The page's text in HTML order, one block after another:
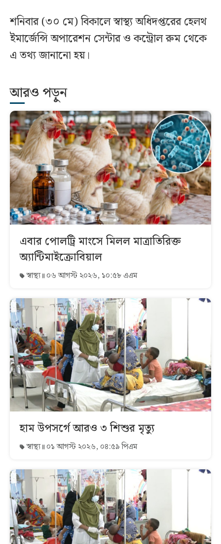
শনিবার (৩০ মে) বিকালে স্বাস্থ্য অধিদপ্তরের হেলথ
ইমার্জেন্সি অপারেশন সেন্টার ও কন্ট্রোল রুম থেকে
এ তথ্য জানানো হয়।
আরও পড়ুন
এবার পোলট্রি মাংসে মিলল মাত্রাতিরিক্ত
অ্যান্টিমাইক্রোবিয়াল
স্বাস্থ্য ০৬ আগস্ট ২০২৬, ১০:৫৮ এএম
হাম উপসর্গে আরও ৩ শিশুর মৃত্যু
স্বাস্থ্য ০১ আগস্ট ২০২৬, ০৪:৫৯ পিএম